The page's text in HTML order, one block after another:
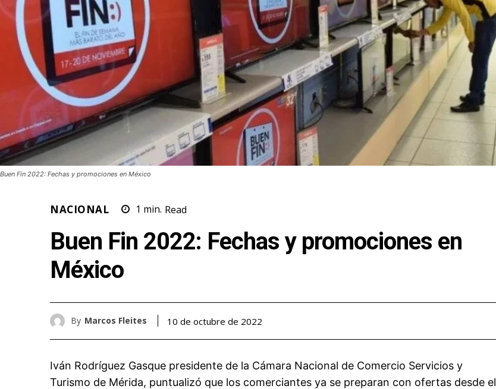
Buen Fin 2022: Fechas y promociones en México
NACIONAL 1 min. Read
Buen Fin 2022: Fechas y promociones en
México
By Marcos Fleites 10 de octubre de 2022
Iván Rodríguez Gasque presidente de la Cámara Nacional de Comercio Servicios y
Turismo de Mérida, puntualizó que los comerciantes ya se preparan con ofertas desde el